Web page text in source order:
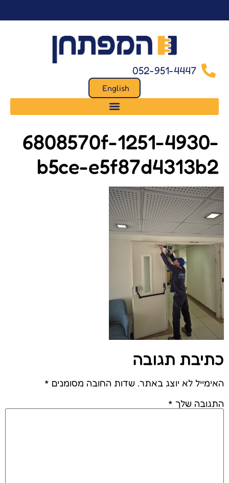
052-951-4447
English
6808570f-1251-4930-
b5ce-e5f87d4313b2
כתיבת תגובה
האימייל לא יוצג באתר. שדות החובה מסומנים *
התגובה שלך *